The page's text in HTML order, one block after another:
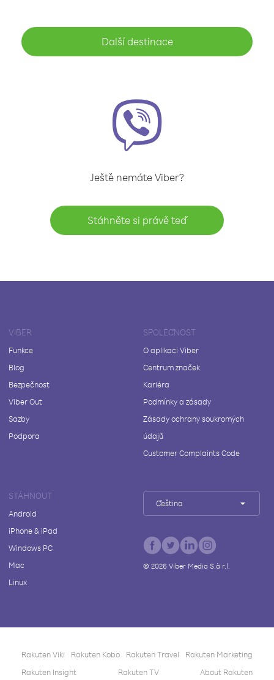
Další destinace
Ještě nemáte Viber?
Stáhněte si právě teď
VIBER
Funkce
Blog
Bezpečnost
Viber Out
Sazby
Podpora
SPOLEČNOST
O aplikaci Viber
Centrum značek
Kariéra
Podmínky a zásady
Zásady ochrany soukromých
údajů
Customer Complaints Code
STÁHNOUT
Android
iPhone & iPad
Windows PC
Mac
Linux
Čeština
© 2026Viber Media S.à r.l.
Rakuten Viki Rakuten Kobo Rakuten Travel
Rakuten Marketing
Rakuten Insight
Rakuten TV About Rakuten